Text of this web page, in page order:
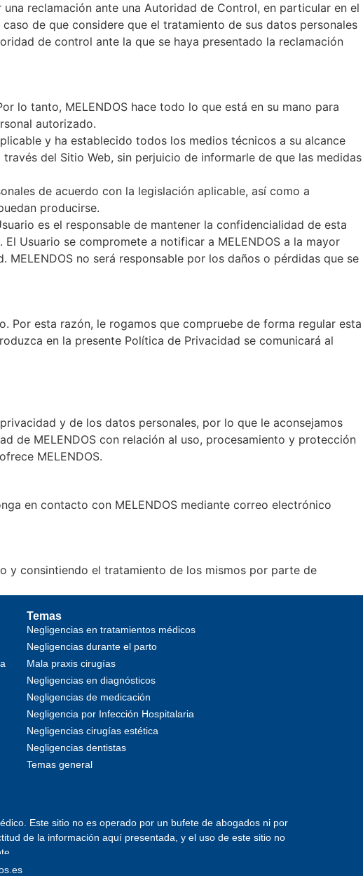
reclamación ante una Autoridad de Control, en particular en el
de que considere que el tratamiento de sus datos personales
de control ante la que se haya presentado la reclamación
lo tanto, MELENDOS hace todo lo que está en su mano para
autorizado.
y ha establecido todos los medios técnicos a su alcance
del Sitio Web, sin perjuicio de informarle de que las medidas
de acuerdo con la legislación aplicable, así como a
producirse.
es el responsable de mantener la confidencialidad de esta
Usuario se compromete a notificar a MELENDOS a la mayor
no será responsable por los daños o pérdidas que se
Por esta razón, le rogamos que compruebe de forma regular esta
en la presente Política de Privacidad se comunicará al
y de los datos personales, por lo que le aconsejamos
de MELENDOS con relación al uso, procesamiento y protección
MELENDOS.
en contacto con MELENDOS mediante correo electrónico
y consintiendo el tratamiento de los mismos por parte de
Temas
Negligencias en tratamientos médicos
Negligencias durante el parto
Mala praxis cirugías
Negligencias en diagnósticos
Negligencias de medicación
Negligencia por Infección Hospitalaria
Negligencias cirugías estética
Negligencias dentistas
Temas general
Este sitio no es operado por un bufete de abogados ni por
de la información aquí presentada, y el uso de este sitio no